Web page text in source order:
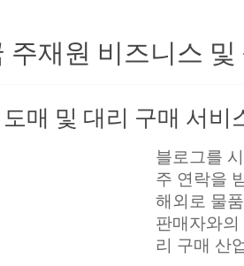
주재원 비즈니스
매 및 대리 구매 서비
블로그를
주 연락을
해외로 물
판매자와
리 구매 산